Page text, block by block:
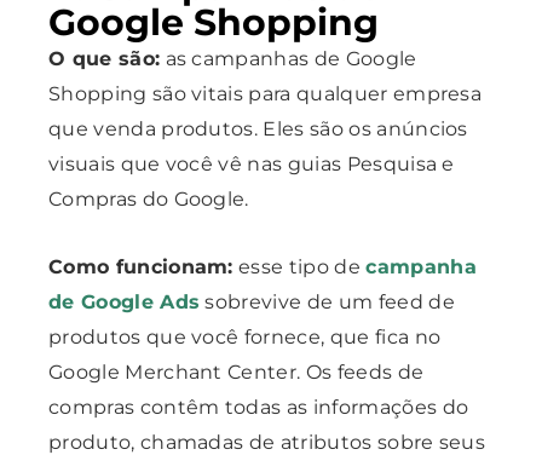
Google Shopping
O que são: as campanhas de Google
Shopping são vitais para qualquer empresa
que venda produtos. Eles são os anúncios
visuais que você vê nas guias Pesquisa e
Compras do Google.
Como funcionam: esse tipo decampanha
de Google Ads sobrevive de um feed de
produtos que você fornece, que fica no
Google Merchant Center. Os feeds de
compras contêm todas as informações do
produto, chamadas de atributos sobre seus